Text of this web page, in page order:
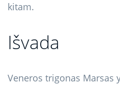
kitam.
Išvada
Veneros trigonas Marsas